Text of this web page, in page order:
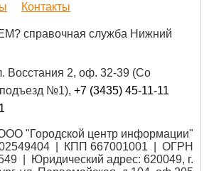
Контакты
справочная служба Нижний
Восстания 2, оф. 32-39 (Со
подъезд №1),+7 (3435) 45-11-11
"Городской центр информации"
| КПП 667001001 | ОГРН
| Юридический адрес: 620049, г.